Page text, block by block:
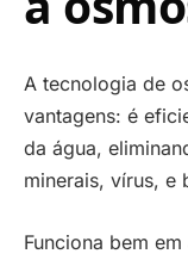
A tecnologia de
vantagens: é
da água,
minerais, vírus, e
Funciona bem